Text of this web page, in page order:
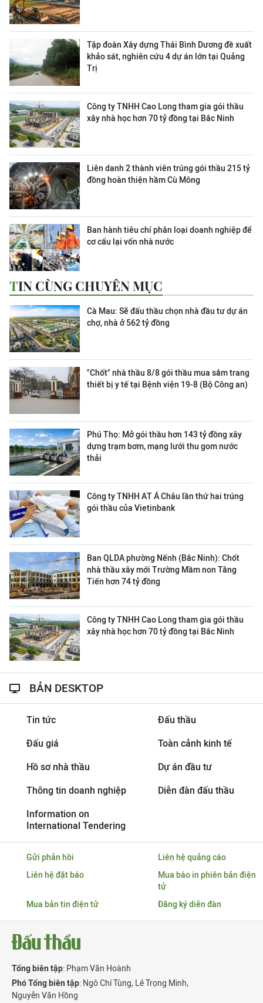
Tập đoàn Xây dựng Thái Bình Dương đề xuất
khảo sát, nghiên cứu 4 dự án lớn tại Quảng
Trị
Công ty TNHH Cao Long tham gia gói thầu
xây nhà học hơn 70 tỷ đồng tại Bắc Ninh
Liên danh 2 thành viên trúng gói thầu 215 tỷ
đồng hoàn thiện hầm Cù Mông
Ban hành tiêu chí phân loại doanh nghiệp để
cơ cấu lại vốn nhà nước
TIN CÙNG CHUYÊN MỤC
Cà Mau: Sẽ đấu thầu chọn nhà đầu tư dự án
chợ, nhà ở 562 tỷ đồng
"Chốt" nhà thầu 8/8 gói thầu mua sắm trang
thiết bị y tế tại Bệnh viện 19-8 (Bộ Công an)
Phú Thọ: Mở gói thầu hơn 143 tỷ đồng xây
dựng trạm bơm, mạng lưới thu gom nước
thải
Công ty ΤΝΗΗ ΑΤ Á Châu lần thứ hai trúng
gói thầu của Vietinbank
Ban QLDA phường Nếnh (Bắc Ninh): Chốt
nhà thầu xây mới Trường Mầm non Tăng
Tiến hơn 74 tỷ đồng
Công ty TNHH Cao Long tham gia gói thầu
xây nhà học hơn 70 tỷ đồng tại Bắc Ninh
BẢN DESKTOP
Tin tức Đấu thầu
Đấu giá Toàn cảnh kinh tế
Hồ sơ nhà thầu Dự án đầu tư
Thông tin doanh nghiệp Diễn đàn đấu thầu
Information on
International Tendering
Gửi phản hồi
Liên hệ quảng cáo
Liên hệ đặt báo
Mua báo in phiên bản điện
tử
Mua bản tin điện tử
Đăng ký diễn đàn
Tổng biên tập: Phạm Văn Hoành
Phó Tổng biên tập: Ngô Chí Tùng, Lê Trọng Minh,
Nguyễn Văn Hồng